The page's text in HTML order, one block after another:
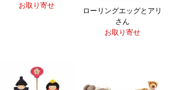
お取り寄せ
ローリングエッグとアリ
さん
お取り寄せ